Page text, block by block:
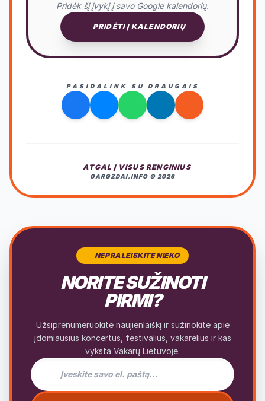
Pridėk šį įvykį į savo Google kalendorių.
PRIDĖTI Į KALENDORIŲ
PASIDALINK SU DRAUGAIS
ATGAL Į VISUS RENGINIUS
GARGZDAI.INFO © 2026
NEPRALEISKITE NIEKO
NORITE SUŽINOTI
PIRMI?
Užsiprenumeruokite naujienlaiškį ir sužinokite apie
įdomiausius koncertus, festivalius, vakarėlius ir kas
vyksta Vakarų Lietuvoje.
El. pašto adresas naujienlaiškiui